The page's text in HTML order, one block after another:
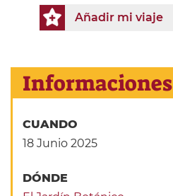
Añadir mi viaje
Informaciones
CUANDO
18 Junio 2025
DÓNDE